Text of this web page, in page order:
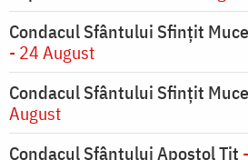
Condacul Sfântului Sfinţit
- 24 August
Condacul Sfântului Sfinţit
August
Condacul Sfântului Apostol Tit